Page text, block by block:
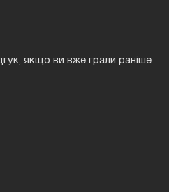
якщо ви вже грали раніше